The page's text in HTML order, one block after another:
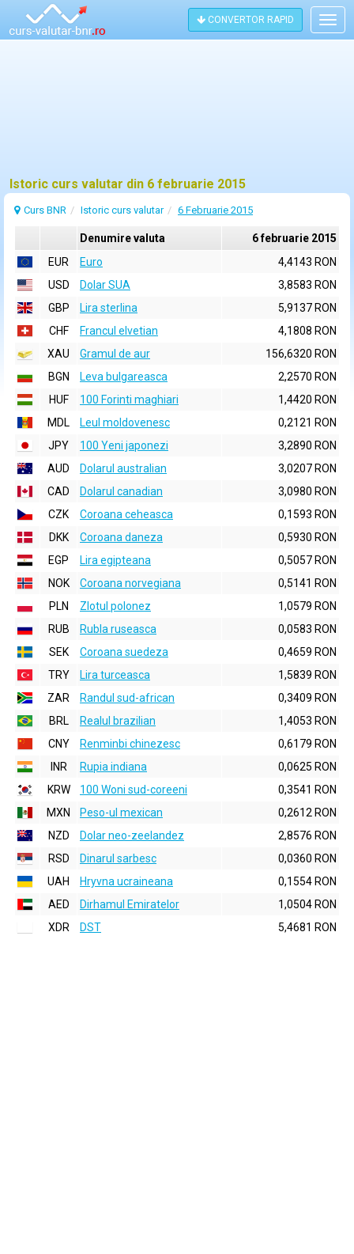
CONVERTOR RAPID
Istoric curs valutar din 6 februarie 2015
Curs BNR Istoric curs valutar 6 Februarie 2015
Denumire valuta
6 februarie 2015
EUR
Euro
4,4143 RON
USD
Dolar SUA
3,8583 RON
GBP
Lira sterlina
5,9137 RON
CHF
Francul elvetian
4,1808 RON
XAU
Gramul de aur
156,6320 RON
BGN
Leva bulgareasca
2,2570 RON
HUF
100 Forinti maghiari
1,4420 RON
MDL
Leul moldovenesc
0,2121 RON
JPY
100 Yeni japonezi
3,2890 RON
AUD
Dolarul australian
3,0207 RON
CAD
Dolarul canadian
3,0980 RON
CZK
Coroana ceheasca
0,1593 RON
DKK
Coroana daneza
0,5930 RON
EGP
Lira egipteana
0,5057 RON
NOK
Coroana norvegiana
0,5141 RON
PLN
Zlotul polonez
1,0579 RON
RUB
Rubla ruseasca
0,0583 RON
SEK
Coroana suedeza
0,4659 RON
TRY
Lira turceasca
1,5839 RON
ZAR
Randul sud-african
0,3409 RON
BRL
Realul brazilian
1,4053 RON
CNY
Renminbi chinezesc
0,6179 RON
INR
Rupia indiana
0,0625 RON
KRW
100 Woni sud-coreeni
0,3541 RON
MXN
Peso-ul mexican
0,2612 RON
NZD
Dolar neo-zeelandez
2,8576 RON
RSD
Dinarul sarbesc
0,0360 RON
UAH
Hryvna ucraineana
0,1554 RON
AED
Dirhamul Emiratelor
1,0504 RON
XDR
DST 5,4681 RON